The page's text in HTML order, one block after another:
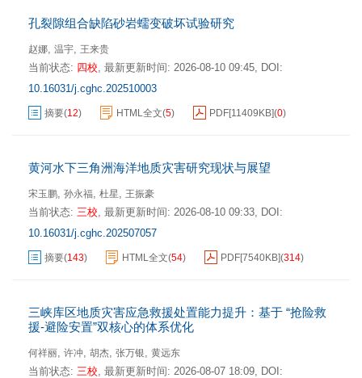
孔裂隙组合缺陷砂岩蠕变破坏试验研究
赵娜, 温宇, 王来贵
当前状态: 四校, 最新更新时间: 2026-08-10 09:45, DOI:
10.16031/j.cghc.202510003
摘要(12) HTML全文(5) PDF[11409KB](0)
黄河水下三角洲海洋地质灾害研究现状与展望
宋玉鹏, 孙永福, 杜星, 王振豪
当前状态: 三校, 最新更新时间: 2026-08-10 09:33, DOI:
10.16031/j.cghc.202507057
摘要(143) HTML全文(54) PDF[7540KB](314)
三峡库区地质灾害应急救援处置能力提升：基于 “抢险救
援-避险安置”双核心的体系优化
何祥丽, 许冲, 胡杰, 张万银, 黄远东
当前状态: 三校, 最新更新时间: 2026-08-07 18:09, DOI: